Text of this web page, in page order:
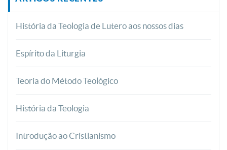
História da Teologia de Lutero aos nossos dias
Espírito da Liturgia
Teoria do Método Teológico
História da Teologia
Introdução ao Cristianismo